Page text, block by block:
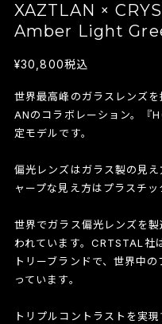
XAZTLAN ×
Amber Light
¥30,800税込
世界最高峰のガラスレンズ
ANのコラボレーション。『
定モデルです。
偏光レンズはガラス製の見
ャープな見え方はプラスチ
世界でガラス偏光レンズを
われています。CRTSTAL社
トリーブランドで、世界中
っています。
トリプルコントラストを実